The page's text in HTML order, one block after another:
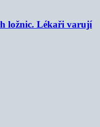
ložnic. Lékaři varují